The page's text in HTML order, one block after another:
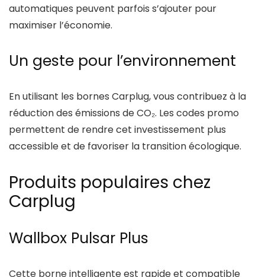
automatiques peuvent parfois s’ajouter pour
maximiser l’économie.
Un geste pour l’environnement
En utilisant les bornes Carplug, vous contribuez à la
réduction des émissions de CO₂. Les codes promo
permettent de rendre cet investissement plus
accessible et de favoriser la transition écologique.
Produits populaires chez
Carplug
Wallbox Pulsar Plus
Cette borne intelligente est rapide et compatible